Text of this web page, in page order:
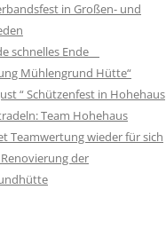
in Großen- und
schnelles Ende
Mühlengrund Hütte“
“ Schützenfest in Hohehaus
Team Hohehaus
Teamwertung wieder für sich
der